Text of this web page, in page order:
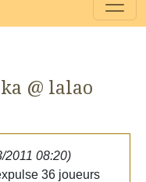
@ lalao
2011 08:20)
36 joueurs